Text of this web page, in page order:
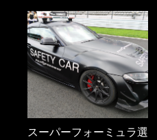
スーパーフォーミュラ選